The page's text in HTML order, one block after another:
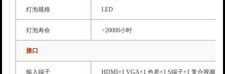
灯泡规格 LED
灯泡寿命 >20000小时
接口
输入端子 HDMI×1 VGA×1 色差×1 S端子×1 复合视频×1